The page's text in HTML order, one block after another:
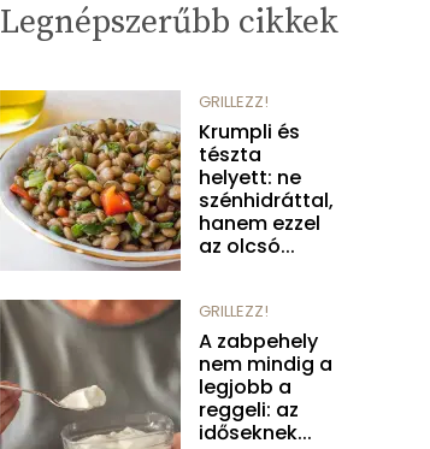
Legnépszerűbb cikkek
GRILLEZZ!
Krumpli és
tészta
helyett: ne
szénhidráttal,
hanem ezzel
az olcsó...
GRILLEZZ!
A zabpehely
nem mindig a
legjobb a
reggeli: az
időseknek...